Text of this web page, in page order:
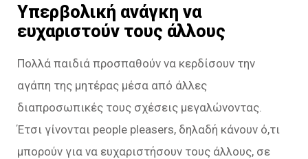
Υπερβολική ανάγκη να
ευχαριστούν τους άλλους
Πολλά παιδιά προσπαθούν να κερδίσουν την
αγάπη της μητέρας μέσα από άλλες
διαπροσωπικές τους σχέσεις μεγαλώνοντας.
Έτσι γίνονται people pleasers, δηλαδή κάνουν ό,τι
μπορούν για να ευχαριστήσουν τους άλλους, σε